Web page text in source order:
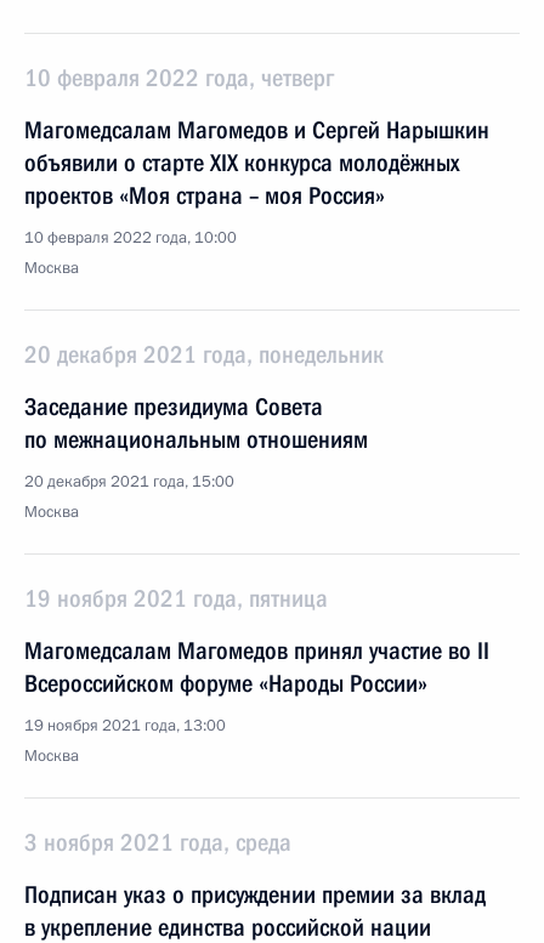
10 февраля 2022 года, четверг
Магомедсалам Магомедов и Сергей Нарышкин
объявили о старте XIX конкурса молодёжных
проектов «Моя страна – моя Россия»
10 февраля 2022 года, 10:00
Москва
20 декабря 2021 года, понедельник
Заседание президиума Совета
по межнациональным отношениям
20 декабря 2021 года, 15:00
Москва
19 ноября 2021 года, пятница
Магомедсалам Магомедов принял участие во II
Всероссийском форуме «Народы России»
19 ноября 2021 года, 13:00
Москва
3 ноября 2021 года, среда
Подписан указ о присуждении премии за вклад
в укрепление единства российской нации